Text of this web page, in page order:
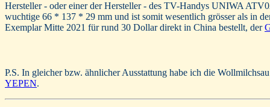
Hersteller - oder einer der Hersteller - des TV-Handys UNIWA
wuchtige 66 * 137 * 29 mm und ist somit wesentlich grösser als in
Exemplar Mitte 2021 für rund 30 Dollar direkt in China bestellt, der
P.S. In gleicher bzw. ähnlicher Ausstattung habe ich die
YEPEN.